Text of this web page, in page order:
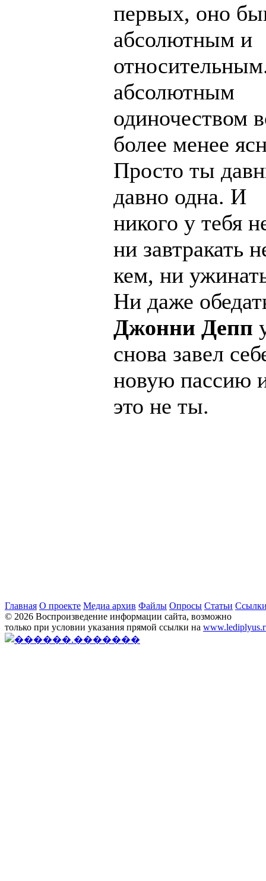
первых, оно
абсолютным и
абсолютным
одиночеством
более менее
Просто ты
давно одна. И
никого у тебя
ни завтракать
кем, ни
Ни даже
Джонни Депп
снова завел
новую пассию
это не ты.
Главная О проекте Медиа архив Файлы Опросы Статьи
© 2026 Воспроизведение информации сайта, возможно
только при условии указания прямой ссылки на